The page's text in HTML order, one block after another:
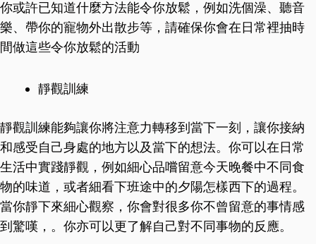
你或許已知道什麼方法能令你放鬆，例如洗個澡、聽音
樂、帶你的寵物外出散步等，請確保你會在日常裡抽時
間做這些令你放鬆的活動
靜觀訓練
靜觀訓練能夠讓你將注意力轉移到當下一刻，讓你接納
和感受自己身處的地方以及當下的想法。你可以在日常
生活中實踐靜觀，例如細心品嚐留意今天晚餐中不同食
物的味道，或者細看下班途中的夕陽怎樣西下的過程。
當你靜下來細心觀察，你會對很多你不曾留意的事情感
到驚嘆，。你亦可以更了解自己對不同事物的反應。